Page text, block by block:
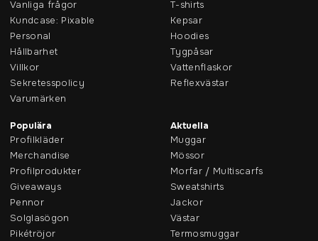
Vanliga frågor
Kundcase: Pixable
Personal
Hållbarhet
Villkor
Sekretesspolicy
Varumärken
T-shirts
Kepsar
Hoodies
Tygpåsar
Vattenflaskor
Reflexvästar
Populära
Profilkläder
Merchandise
Profilprodukter
Giveaways
Pennor
Solglasögon
Pikétröjor
Aktuella
Muggar
Mössor
Morfar / Multiscarfs
Sweatshirts
Jackor
Västar
Termosmuggar